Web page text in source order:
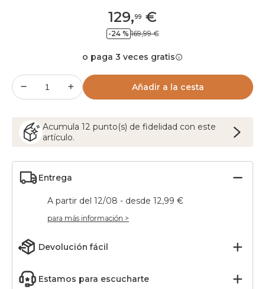
129,99 €
-24 % 169,99 €
o paga 3 veces gratis
Añadir a la cesta
Acumula 12 punto(s) de fidelidad con este
artículo.
Entrega
A partir del 12/08 - desde 12,99 €
para más información >
Devolución fácil
Estamos para escucharte